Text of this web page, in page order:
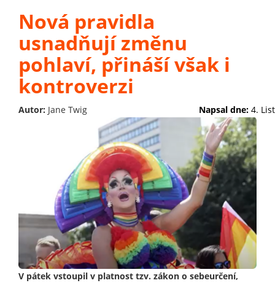
Nová pravidla
usnadňují změnu
pohlaví, přináší však i
kontroverzi
Autor: Jane Twig Napsal dne: 4.
V pátek vstoupil v platnost tzv. zákon o sebeurčení,